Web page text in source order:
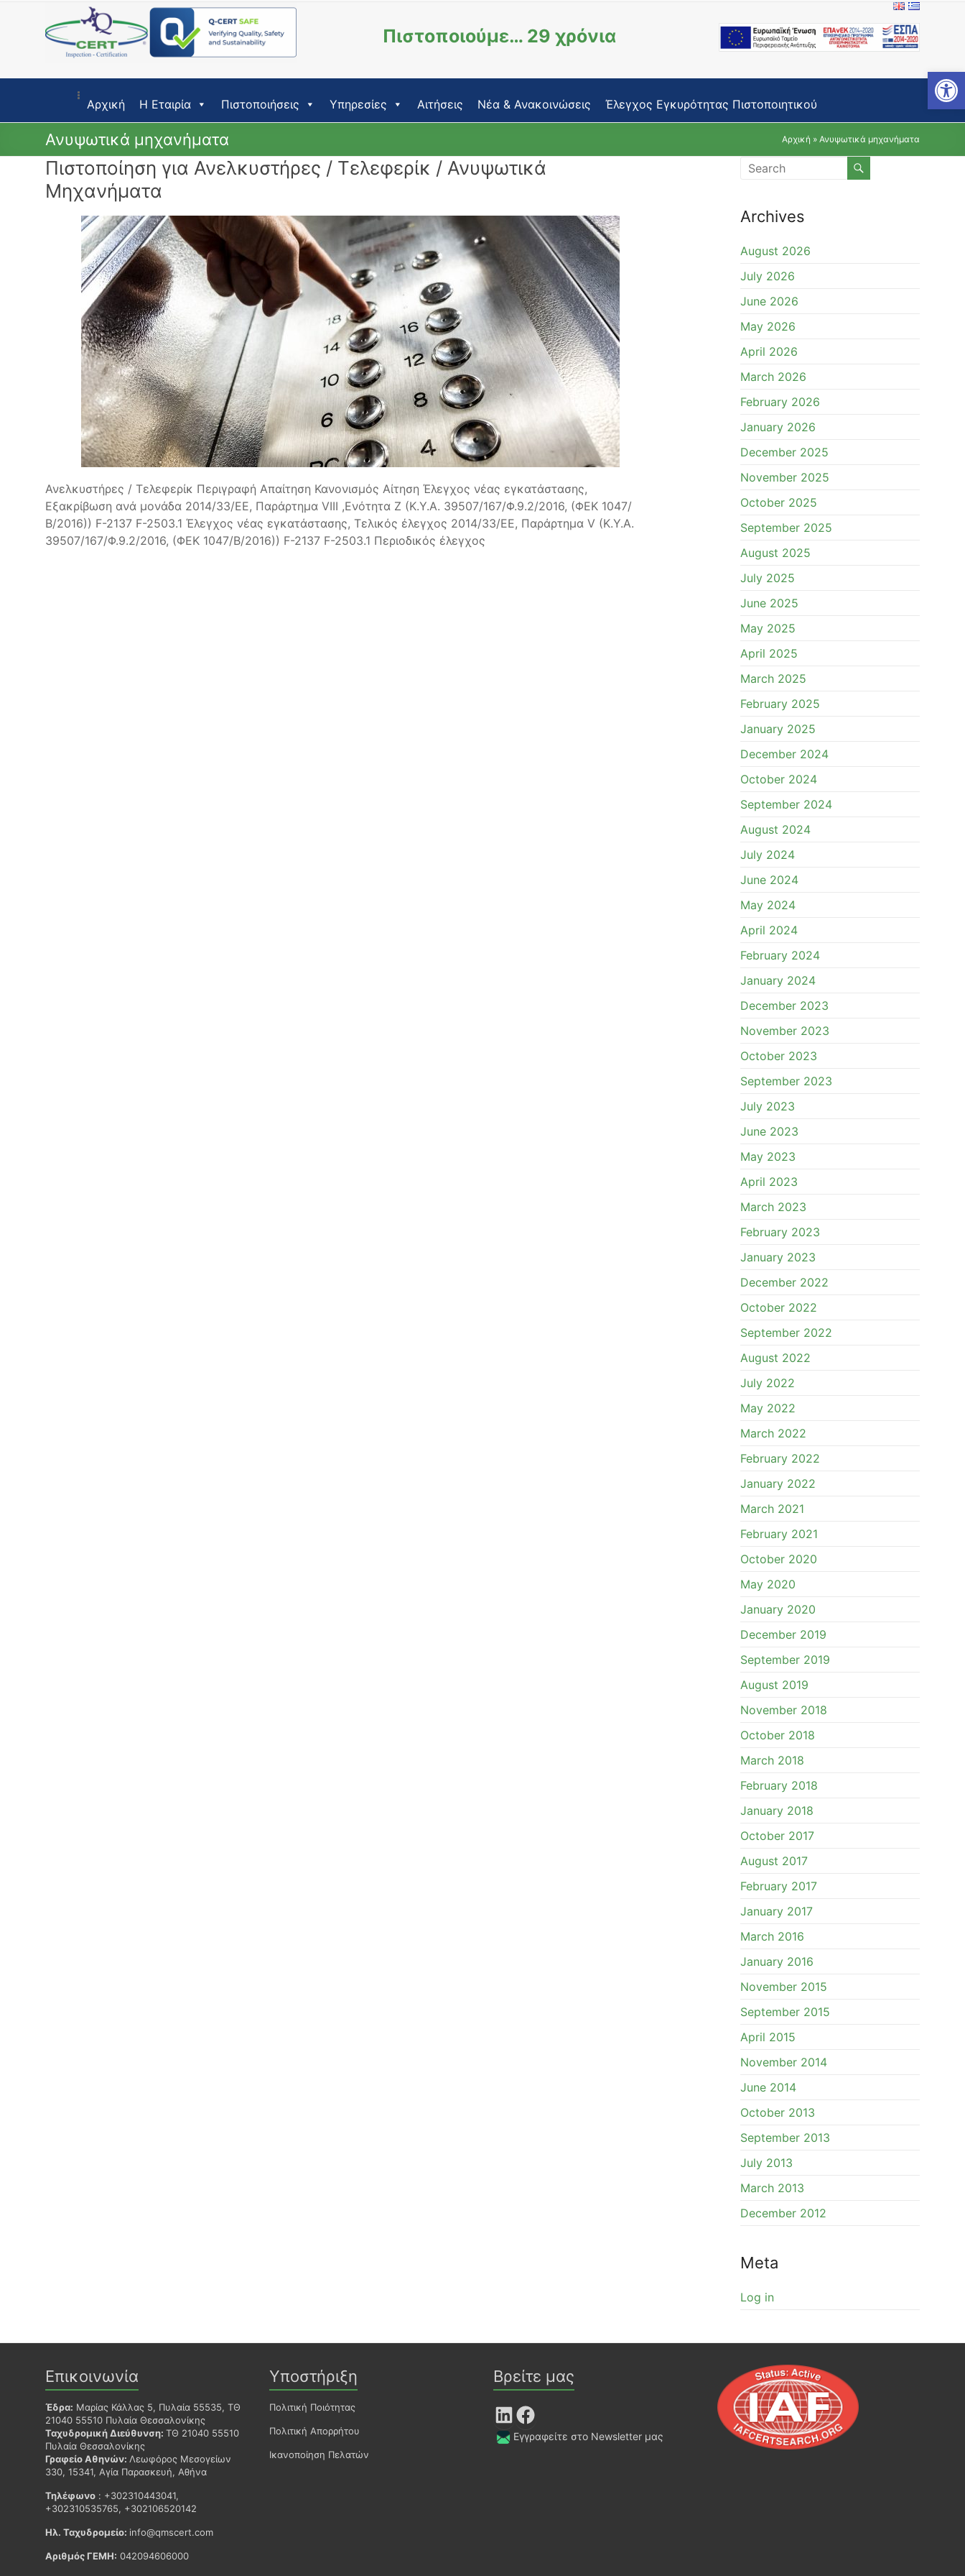
Open toolbar
Πιστοποιούμε… 29 χρόνια
Αρχική Η Εταιρία Πιστοποιήσεις Υπηρεσίες Αιτήσεις Νέα & Ανακοινώσεις Έλεγχος Εγκυρότητας Πιστοποιητικού
Ανυψωτικά μηχανήματα Αρχική » Ανυψωτικά μηχανήματα
Πιστοποίηση για Ανελκυστήρες / Τελεφερίκ / Ανυψωτικά
Μηχανήματα
Ανελκυστήρες / Τελεφερίκ Περιγραφή Απαίτηση Κανονισμός Αίτηση Έλεγχος νέας εγκατάστασης,
Εξακρίβωση ανά μονάδα 2014/33/ΕΕ, Παράρτημα VIII ,Ενότητα Ζ (Κ.Y.A. 39507/167/Φ.9.2/2016, (ΦΕΚ 1047/
Β/2016)) F-2137 F-2503.1 Έλεγχος νέας εγκατάστασης, Τελικός έλεγχος 2014/33/ΕΕ, Παράρτημα V (Κ.Y.A.
39507/167/Φ.9.2/2016, (ΦΕΚ 1047/Β/2016)) F-2137 F-2503.1 Περιοδικός έλεγχος
Archives
August 2026
July 2026
June 2026
May 2026
April 2026
March 2026
February 2026
January 2026
December 2025
November 2025
October 2025
September 2025
August 2025
July 2025
June 2025
May 2025
April 2025
March 2025
February 2025
January 2025
December 2024
October 2024
September 2024
August 2024
July 2024
June 2024
May 2024
April 2024
February 2024
January 2024
December 2023
November 2023
October 2023
September 2023
July 2023
June 2023
May 2023
April 2023
March 2023
February 2023
January 2023
December 2022
October 2022
September 2022
August 2022
July 2022
May 2022
March 2022
February 2022
January 2022
March 2021
February 2021
October 2020
May 2020
January 2020
December 2019
September 2019
August 2019
November 2018
October 2018
March 2018
February 2018
January 2018
October 2017
August 2017
February 2017
January 2017
March 2016
January 2016
November 2015
September 2015
April 2015
November 2014
June 2014
October 2013
September 2013
July 2013
March 2013
December 2012
Meta
Log in
Επικοινωνία
Έδρα: Μαρίας Κάλλας 5, Πυλαία 55535, ΤΘ
21040 55510 Πυλαία Θεσσαλονίκης
Ταχυδρομική Διεύθυνση: ΤΘ 21040 55510
Πυλαία Θεσσαλονίκης
Γραφείο Αθηνών: Λεωφόρος Μεσογείων
330, 15341, Αγία Παρασκευή, Αθήνα
Τηλέφωνο : +302310443041,
+302310535765, +302106520142
Ηλ. Ταχυδρομείο: info@qmscert.com
Αριθμός ΓΕΜΗ: 042094606000
Υποστήριξη
Πολιτική Ποιότητας
Πολιτική Απορρήτου
Ικανοποίηση Πελατών
Βρείτε μας
LinkedIn Facebook
Εγγραφείτε στο Newsletter μας